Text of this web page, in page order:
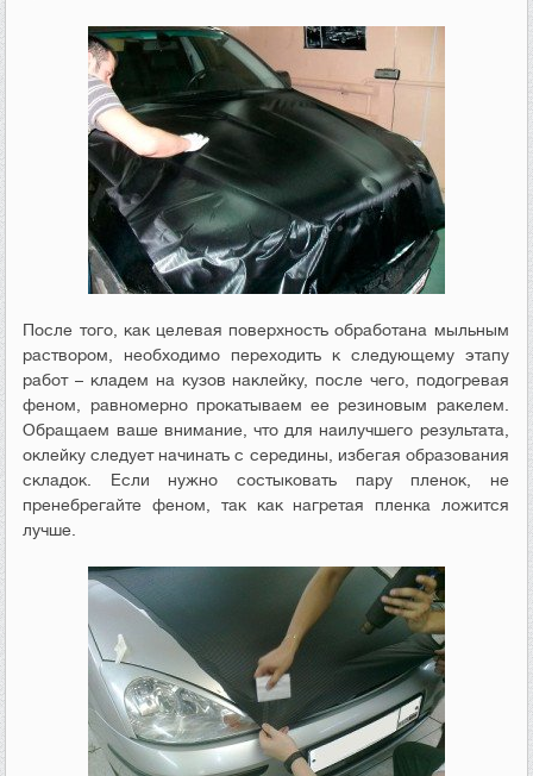
После того, как целевая поверхность обработана мыльным
раствором, необходимо переходить к следующему этапу
работ – кладем на кузов наклейку, после чего, подогревая
феном, равномерно прокатываем ее резиновым ракелем.
Обращаем ваше внимание, что для наилучшего результата,
оклейку следует начинать с середины, избегая образования
складок. Если нужно состыковать пару пленок, не
пренебрегайте феном, так как нагретая пленка ложится
лучше.